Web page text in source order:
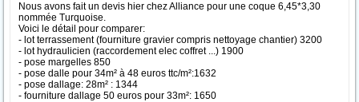
Nous avons fait un devis hier chez Alliance pour une coque 6,45*3,30
nommée Turquoise.
Voici le détail pour comparer:
- lot terrassement (fourniture gravier compris nettoyage chantier) 3200
- lot hydraulicien (raccordement elec coffret ...) 1900
- pose margelles 850
- pose dalle pour 34m² à 48 euros ttc/m²:1632
- pose dallage: 28m² : 1344
- fourniture dallage 50 euros pour 33m²: 1650